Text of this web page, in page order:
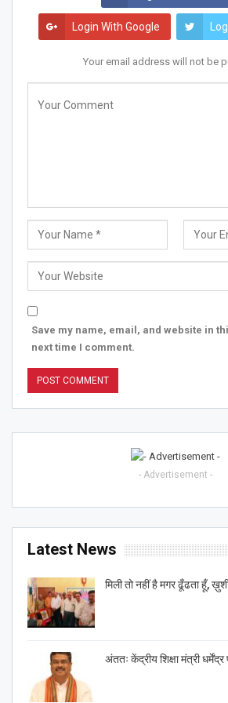
Login With Google
Your email address will not be
Save my name, email, and website in
next time I comment.
- Advertisement -
Latest News
मिली तो नहीं है मगर ढूँढता हूँ,
अंततः केंद्रीय शिक्षा मंत्री